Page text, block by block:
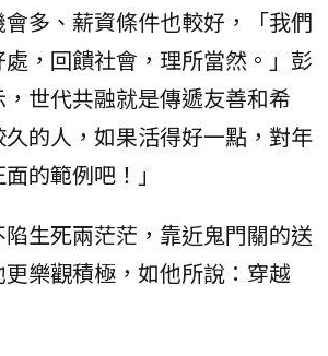
多、薪資條件也較好，「我們
，回饋社會，理所當然。」彭
世代共融就是傳遞友善和希
的人，如果活得好一點，對年
的範例吧！」
生死兩茫茫，靠近鬼門關的送
樂觀積極，如他所說：穿越